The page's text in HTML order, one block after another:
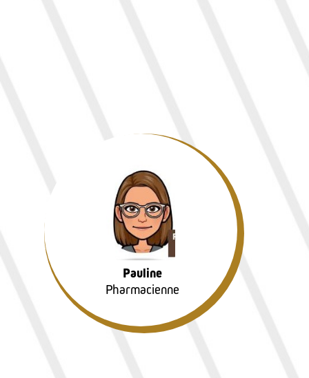
Pauline
Pharmacienne
Pauline
Pharmacienne